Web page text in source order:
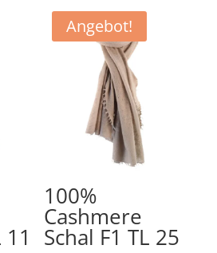
11
Angebot!
100%
Cashmere
Schal F1 TL 25